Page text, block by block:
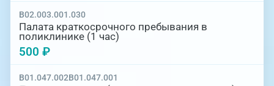
B02.003.001.030
Палата краткосрочного пребывания в
поликлинике (1 час)
500 ₽
B01.047.002B01.047.001